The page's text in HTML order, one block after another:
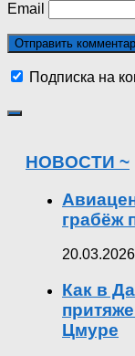
Email
Подписка на
НОВОСТИ ~
грабёж
Как в
Цмуре